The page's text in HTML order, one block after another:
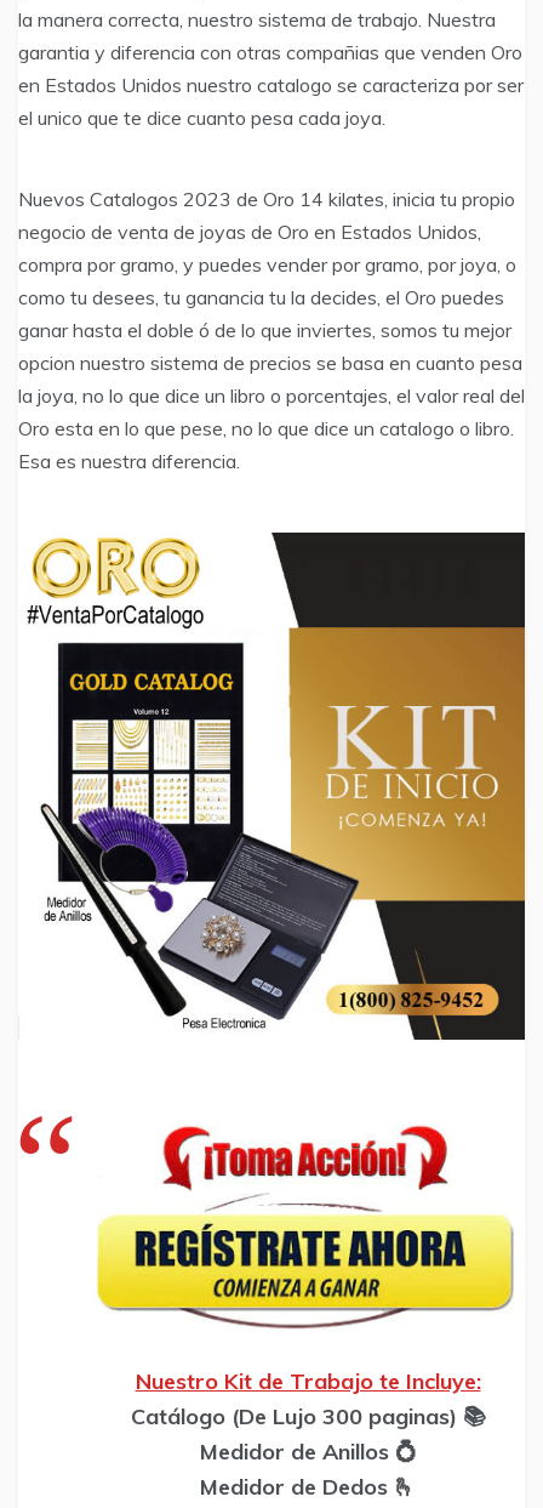
la manera correcta, nuestro sistema de trabajo. Nuestra
garantia y diferencia con otras compañias que venden Oro
en Estados Unidos nuestro catalogo se caracteriza por ser
el unico que te dice cuanto pesa cada joya.
Nuevos Catalogos 2023 de Oro 14 kilates, inicia tu propio
negocio de venta de joyas de Oro en Estados Unidos,
compra por gramo, y puedes vender por gramo, por joya, o
como tu desees, tu ganancia tu la decides, el Oro puedes
ganar hasta el doble ó de lo que inviertes, somos tu mejor
opcion nuestro sistema de precios se basa en cuanto pesa
la joya, no lo que dice un libro o porcentajes, el valor real del
Oro esta en lo que pese, no lo que dice un catalogo o libro.
Esa es nuestra diferencia.
Nuestro Kit de Trabajo te Incluye:
Catálogo (De Lujo 300 paginas) 📚
Medidor de Anillos 💍
Medidor de Dedos 🫰